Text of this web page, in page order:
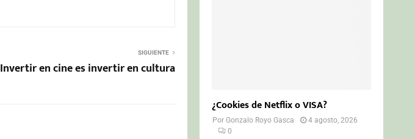
SIGUIENTE
Invertir en cine es invertir en cultura
¿Cookies de Netflix o VISA?
PorGonzalo Royo Gasca
4 agosto, 2026
0